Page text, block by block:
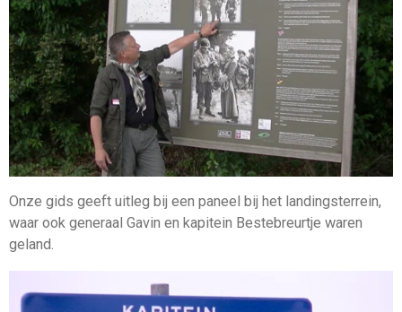
Onze gids geeft uitleg bij een paneel bij het landingsterrein,
waar ook generaal Gavin en kapitein Bestebreurtje waren
geland.